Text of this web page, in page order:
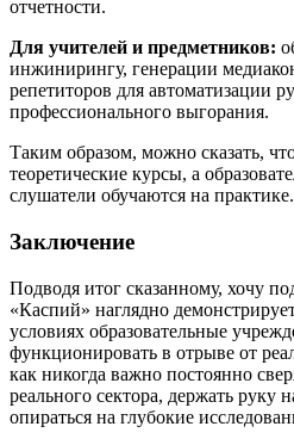
отчетности.
Для учителей и предметников:
инжинирингу, генерации
репетиторов для автоматизации
профессионального выгорания.
Таким образом, можно сказать,
теоретические курсы, а
слушатели обучаются на практике.
Заключение
Подводя итог сказанному, хочу
«Каспий» наглядно
условиях образовательные
функционировать в отрыве от
как никогда важно постоянно
реального сектора, держать руку
опираться на глубокие